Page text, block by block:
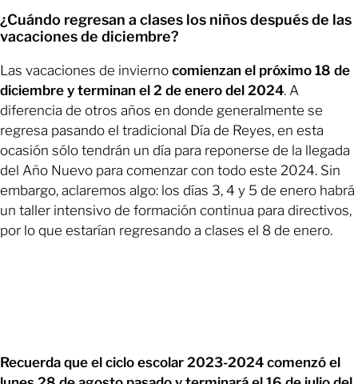
¿Cuándo regresan a clases los niños después de las
vacaciones de diciembre?
Las vacaciones de invierno comienzan el próximo 18 de
diciembre y terminan el 2 de enero del 2024. A
diferencia de otros años en donde generalmente se
regresa pasando el tradicional Día de Reyes, en esta
ocasión sólo tendrán un día para reponerse de la llegada
del Año Nuevo para comenzar con todo este 2024. Sin
embargo, aclaremos algo: los días 3, 4 y 5 de enero habrá
un taller intensivo de formación continua para directivos,
por lo que estarían regresando a clases el 8 de enero.
Recuerda que el ciclo escolar 2023-2024 comenzó el